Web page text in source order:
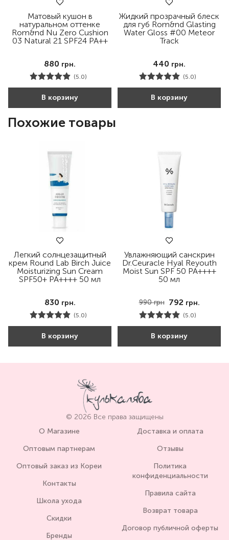
Матовый кушон в
натуральном оттенке
Rom&nd Nu Zero Cushion
03 Natural 21 SPF24 PA++
880 грн.
(5.0)
В корзину
Жидкий прозрачный блеск
для губ Rom&nd Glasting
Water Gloss #00 Meteor
Track
440 грн.
(5.0)
В корзину
Похожие товары
Легкий солнцезащитный
крем Round Lab Birch Juice
Moisturizing Sun Cream
SPF50+ PA++++ 50 мл
830 грн.
(5.0)
В корзину
Увлажняющий санскрин
Dr.Ceuracle Hyal Reyouth
Moist Sun SPF 50 PA++++
50 мл
990грн 792 грн.
(5.0)
В корзину
© 2026 Все права защищены
О Магазине
Оптовым партнерам
Оптовый заказ из Кореи
Контакты
Школа ухода
Скидки
Бренды
Доставка и оплата
Отзывы
Политика
конфиденциальности
Правила сайта
Возврат товара
Договор публичной оферты